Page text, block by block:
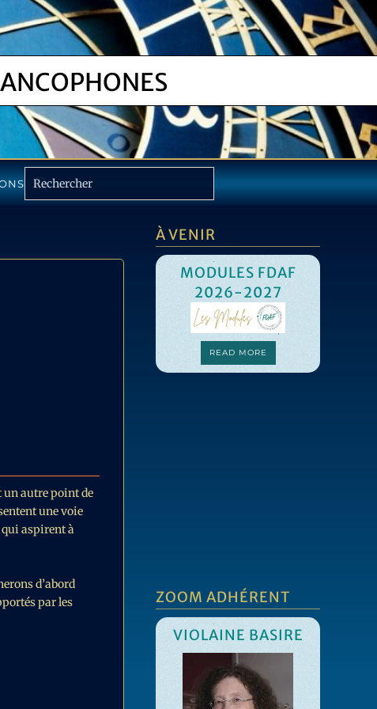
un autre point de
une voie
aspirent à
d’abord
par les
À VENIR
MODULES FDAF
2026-2027
READ MORE
ZOOM ADHÉRENT
VIOLAINE BASIRE